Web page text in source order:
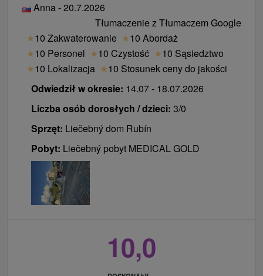
Anna - 20.7.2026
Tłumaczenie z Tłumaczem Google
★10 Zakwaterowanie ★10 Abordaż
★10 Personel ★10 Czystość ★10 Sąsiedztwo
★10 Lokalizacja ★10 Stosunek ceny do jakości
Odwiedził w okresie: 14.07 - 18.07.2026
Liczba osób dorosłych / dzieci: 3/0
Sprzęt: Liečebný dom Rubín
Pobyt: Liečebný pobyt MEDICAL GOLD
10,0